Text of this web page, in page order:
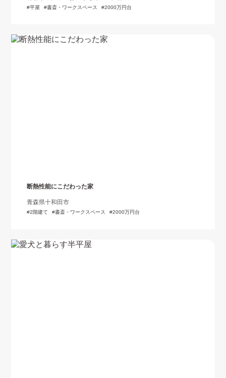
平屋 書斎・ワークスペース 2000万円台
断熱性能にこだわった家
青森県十和田市
2階建て 書斎・ワークスペース 2000万円台